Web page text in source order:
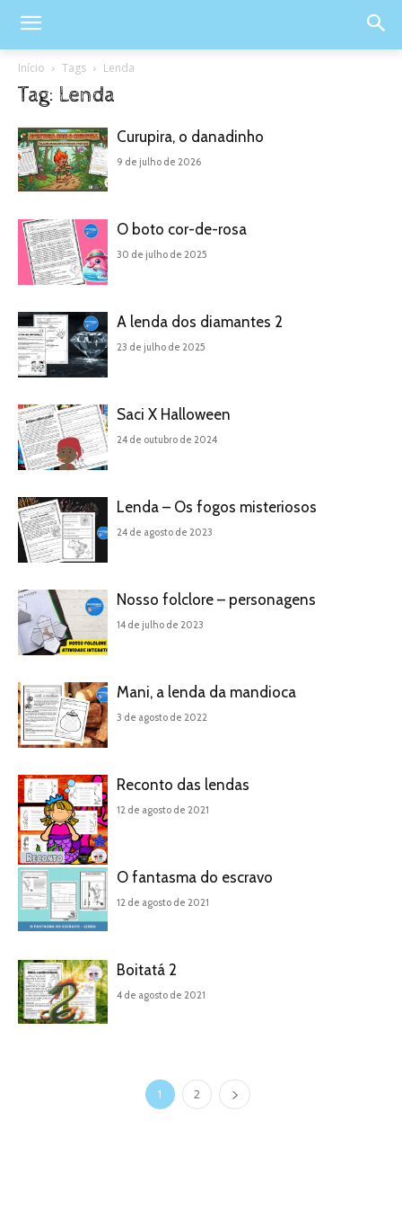
Início Tags Lenda
Tag: Lenda
Curupira, o danadinho
9 de julho de 2026
O boto cor-de-rosa
30 de julho de 2025
A lenda dos diamantes 2
23 de julho de 2025
Saci X Halloween
24 de outubro de 2024
Lenda – Os fogos misteriosos
24 de agosto de 2023
Nosso folclore – personagens
14 de julho de 2023
Mani, a lenda da mandioca
3 de agosto de 2022
Reconto das lendas
12 de agosto de 2021
O fantasma do escravo
12 de agosto de 2021
Boitatá 2
4 de agosto de 2021
1 2